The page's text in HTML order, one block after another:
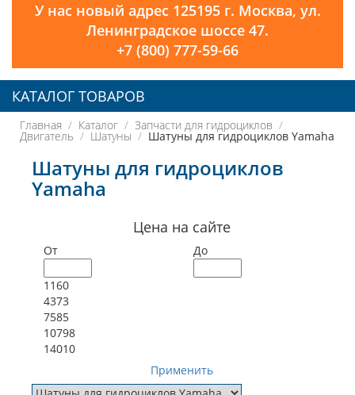
У нас новый адрес 125195 г. Москва, ул.
Ленинградское шоссе 47.
+7 (800) 777-59-66
КАТАЛОГ ТОВАРОВ
Главная Каталог Запчасти для гидроциклов
Двигатель Шатуны Шатуны для гидроциклов Yamaha
Шатуны для гидроциклов
Yamaha
Цена на сайте
От До
1160
4373
7585
10798
14010
Применить